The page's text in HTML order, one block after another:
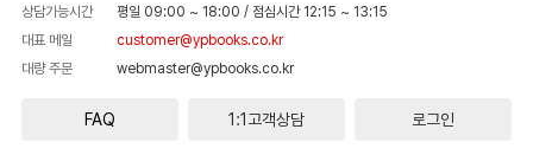
상담가능시간 평일 09:00 ~ 18:00 / 점심시간 12:15 ~ 13:15
대표 메일
customer@ypbooks.co.kr
대량 주문
webmaster@ypbooks.co.kr
FAQ 1:1고객상담 로그인